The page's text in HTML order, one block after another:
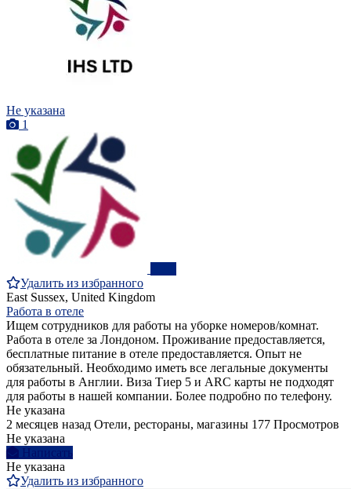
Не указана
1
Удалить из избранного
East Sussex, United Kingdom
Работа в отеле
Ищем сотрудников для работы на уборке номеров/комнат.
Работа в отеле за Лондоном. Проживание предоставляется,
бесплатные питание в отеле предоставляется. Опыт не
обязательный. Необходимо иметь все легальные документы
для работы в Англии. Виза Тиер 5 и ARC карты не подходят
для работы в нашей компании. Более подробно по телефону.
Не указана
2 месяцев назад Отели, рестораны, магазины 177 Просмотров
Не указана
Написать
Не указана
Удалить из избранного